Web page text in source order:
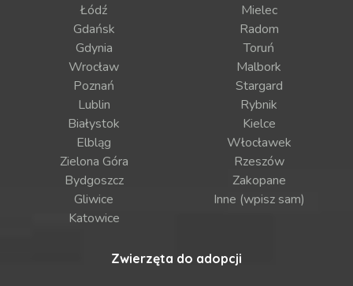
Łódź
Gdańsk
Gdynia
Wrocław
Poznań
Lublin
Białystok
Elbląg
Zielona Góra
Bydgoszcz
Gliwice
Katowice
Mielec
Radom
Toruń
Malbork
Stargard
Rybnik
Kielce
Włocławek
Rzeszów
Zakopane
Inne (wpisz sam)
Zwierzęta do adopcji